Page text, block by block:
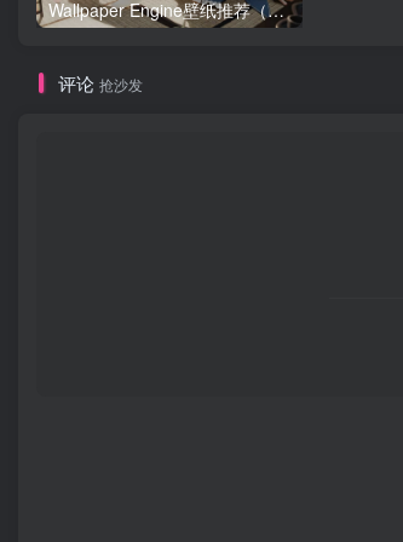
Wallpaper Engine壁纸推荐（第一期）
评论 抢沙发